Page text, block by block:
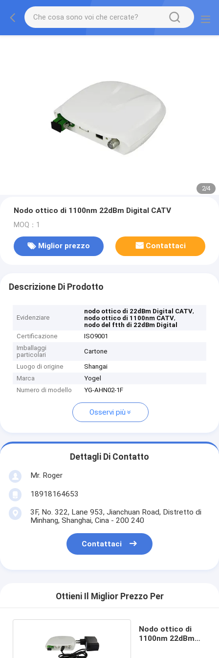
2/4
Nodo ottico di 1100nm 22dBm Digital CATV
MOQ：1
Miglior prezzo Contattaci
Descrizione Di Prodotto
Evidenziare
nodo ottico di 22dBm Digital CATV,
nodo ottico di 1100nm CATV,
nodo del ftth di 22dBm Digital
Certificazione
ISO9001
Imballaggi
particolari
Cartone
Luogo di origine
Shangai
Marca
Yogel
Numero di modello
YG-AHN02-1F
Osservi più
Dettagli Di Contatto
Mr. Roger
18918164653
3F, No. 322, Lane 953, Jianchuan Road, Distretto di
Minhang, Shanghai, Cina - 200 240
Contattaci
Ottieni Il Miglior Prezzo Per
Nodo ottico di
1100nm 22dBm